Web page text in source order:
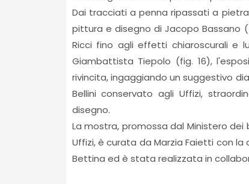
Dai tracciati a penna ripassati a
pittura e disegno di Jacopo Bassano
Ricci fino agli effetti chiaroscurali e
Giambattista Tiepolo (fig. 16),
rivincita, ingaggiando un suggestivo
Bellini conservato agli Uffizi,
disegno.
La mostra, promossa dal Ministero
Uffizi, è curata da Marzia Faietti con la
Bettina ed è stata realizzata in